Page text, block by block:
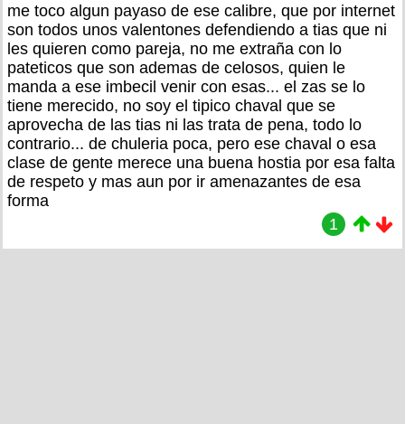
me toco algun payaso de ese calibre, que por internet
son todos unos valentones defendiendo a tias que ni
les quieren como pareja, no me extraña con lo
pateticos que son ademas de celosos, quien le
manda a ese imbecil venir con esas... el zas se lo
tiene merecido, no soy el tipico chaval que se
aprovecha de las tias ni las trata de pena, todo lo
contrario... de chuleria poca, pero ese chaval o esa
clase de gente merece una buena hostia por esa falta
de respeto y mas aun por ir amenazantes de esa
forma
1